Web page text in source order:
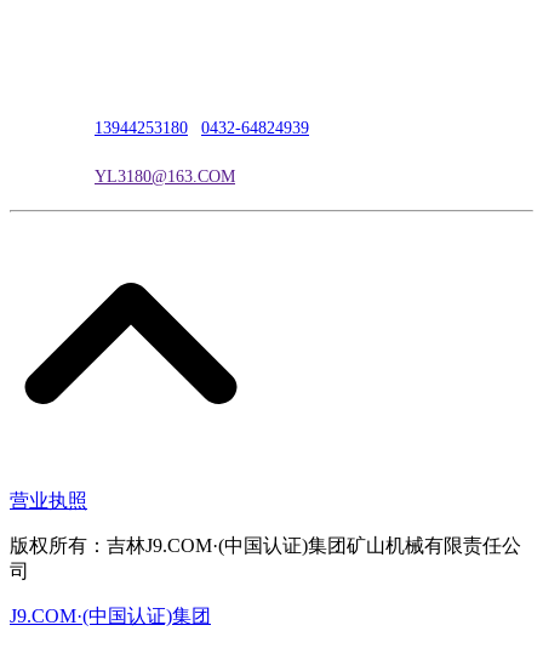
13944253180 0432-64824939
YL3180@163.COM
营业执照
版权所有：吉林J9.COM·(中国认证)集团矿山机械有限责任公
司
J9.COM·(中国认证)集团